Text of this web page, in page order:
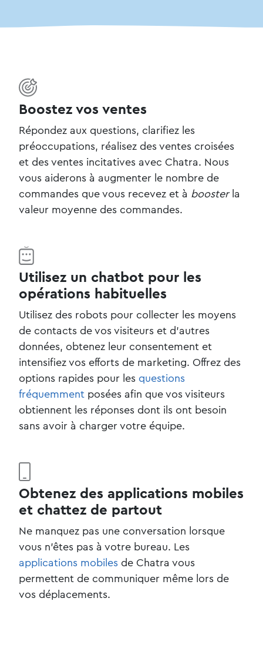
Boostez vos ventes
Répondez aux questions, clarifiez les
préoccupations, réalisez des ventes croisées
et des ventes incitatives avec Chatra. Nous
vous aiderons à augmenter le nombre de
commandes que vous recevez et à boosterla
valeur moyenne des commandes.
Utilisez un chatbot pour les
opérations habituelles
Utilisez des robots pour collecter les moyens
de contacts de vos visiteurs et d’autres
données, obtenez leur consentement et
intensifiez vos efforts de marketing. Offrez des
options rapides pour les questions
fréquemment posées afin que vos visiteurs
obtiennent les réponses dont ils ont besoin
sans avoir à charger votre équipe.
Obtenez des applications mobiles
et chattez de partout
Ne manquez pas une conversation lorsque
vous n'êtes pas à votre bureau. Les
applications mobiles de Chatra vous
permettent de communiquer même lors de
vos déplacements.